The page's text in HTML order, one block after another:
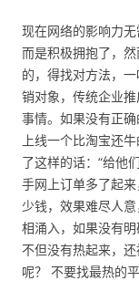
现在网络的影响力无
而是积极拥抱了，
的，得找对方法，
销对象，传统企业
事情。如果没有正
上线一个比淘宝还
了这样的话：“给他
手网上订单多了起
少钱，效果难尽人
相涌入，如果没有明
不但没有热起来，
呢？ 不要找最热的